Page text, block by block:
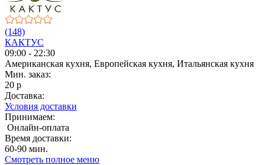
(148)
КАКТУС
09:00 - 22:30
Американская кухня, Европейская кухня, Итальянская кухня
Мин. заказ:
20 р
Доставка:
Условия доставки
Принимаем:
Онлайн-оплата
Время доставки:
60-90 мин.
Смотреть полное меню